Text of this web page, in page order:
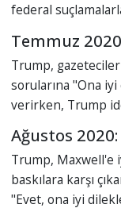
federal
Temmuz
Trump,
sorularına "Ona
verirken, Trump
Ağustos 2020:
Trump, Maxwell'e
baskılara karşı
"Evet, ona iyi